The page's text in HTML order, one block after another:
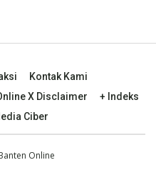
Kontak Kami
X Disclaimer
+ Indeks
Ciber
Online